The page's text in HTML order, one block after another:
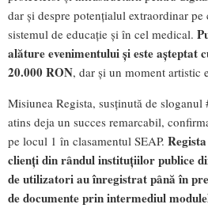
dar și despre potențialul extraordinar
sistemul de educație și în cel medical.
alăture evenimentului și este așteptat
20.000 RON, dar și un moment artistic
Misiunea Regista, susținută de
atins deja un succes remarcabil,
pe locul 1 în clasamentul SEAP.
clienți din rândul instituțiilor publice
de utilizatori au înregistrat până în
de documente prin intermediul